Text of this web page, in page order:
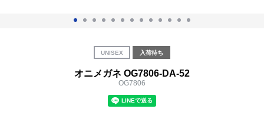
UNISEX 入荷待ち
オニメガネ OG7806-DA-52
OG7806